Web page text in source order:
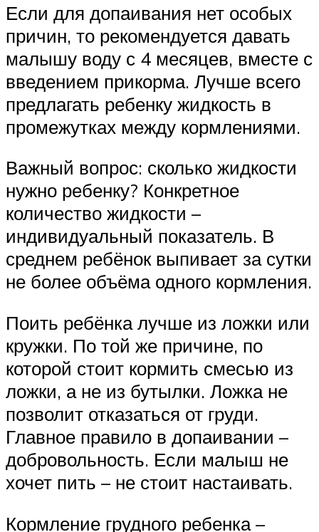
Если для допаивания нет особых
причин, то рекомендуется давать
малышу воду с 4 месяцев, вместе с
введением прикорма. Лучше всего
предлагать ребенку жидкость в
промежутках между кормлениями.
Важный вопрос: сколько жидкости
нужно ребенку? Конкретное
количество жидкости –
индивидуальный показатель. В
среднем ребёнок выпивает за сутки
не более объёма одного кормления.
Поить ребёнка лучше из ложки или
кружки. По той же причине, по
которой стоит кормить смесью из
ложки, а не из бутылки. Ложка не
позволит отказаться от груди.
Главное правило в допаивании –
добровольность. Если малыш не
хочет пить – не стоит настаивать.
Кормление грудного ребенка –